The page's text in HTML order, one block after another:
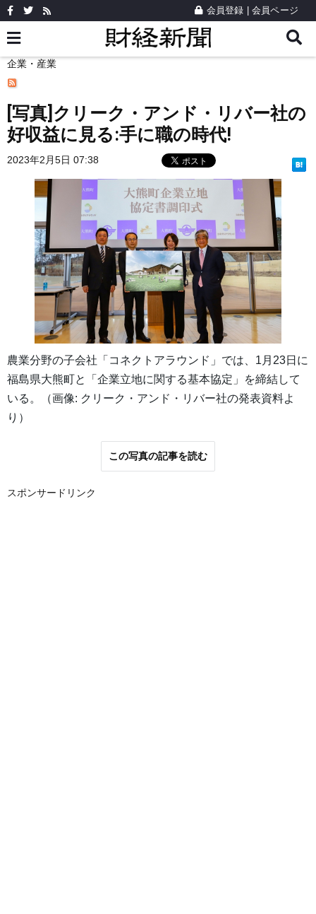
会員登録 会員ページ
企業・産業
[写真]クリーク・アンド・リバー社の
好収益に見る:手に職の時代!
2023年2月5日 07:38
農業分野の子会社「コネクトアラウンド」では、1月23日に
福島県大熊町と「企業立地に関する基本協定」を締結して
いる。（画像: クリーク・アンド・リバー社の発表資料よ
り）
この写真の記事を読む
スポンサードリンク